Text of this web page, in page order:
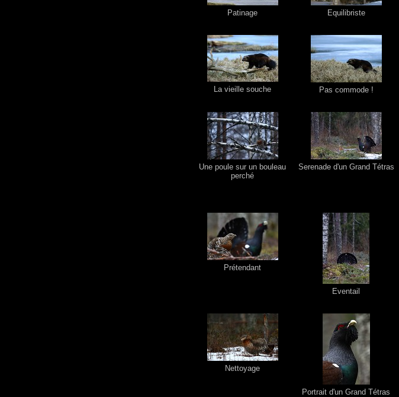
Patinage Equilibriste
La vieille souche Pas commode !
Une poule sur un bouleau
perché
Serenade d'un Grand Tétras
Prétendant
Eventail
Nettoyage
Portrait d'un Grand Tétras